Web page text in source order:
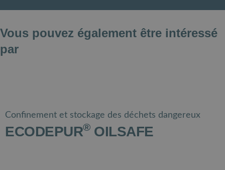
Vous pouvez également être intéressé
par
Confinement et stockage des déchets dangereux
ECODEPUR®OILSAFE